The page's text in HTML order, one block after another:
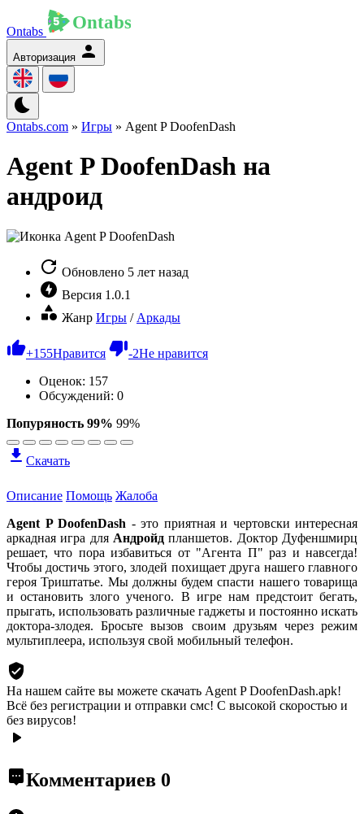
Ontabs
Авторизация
Ontabs.com » Игры » Agent P DoofenDash
Agent P DoofenDash на
андроид
Обновлено 5 лет назад
Версия 1.0.1
Жанр Игры / Аркады
+155Нравится -2Не нравится
Оценок: 157
Обсуждений: 0
Попуряность 99% 99%
Скачать
Описание Помощь Жалоба
Agent P DoofenDash - это приятная и чертовски интересная
аркадная игра для Андройд планшетов. Доктор Дуфеншмирц
решает, что пора избавиться от "Агента П" раз и навсегда!
Чтобы достичь этого, злодей похищает друга нашего главного
героя Триштатье. Мы должны будем спасти нашего товарища
и остановить злого ученого. В игре нам предстоит бегать,
прыгать, использовать различные гаджеты и постоянно искать
доктора-злодея. Бросьте вызов своим друзьям через режим
мультиплеера, используя свой мобильный телефон.
На нашем сайте вы можете скачать Agent P DoofenDash.apk!
Всё без регистрации и отправки смс! С высокой скоростью и
без вирусов!
Комментариев 0